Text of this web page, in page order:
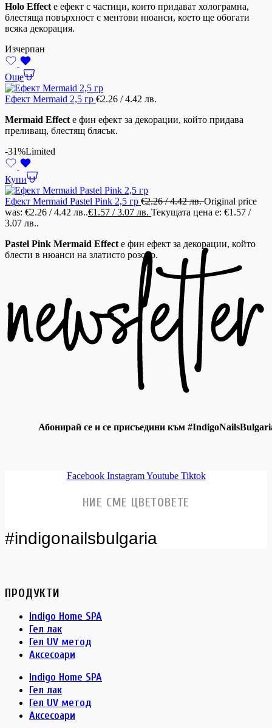
Holo Effect е ефект с частици, които придават холограмна,
блестяща повърхност с ментови нюанси, което ще обогати
всяка декорация.
Изчерпан
Още
Ефект Mermaid 2,5 гр €2.26 / 4.42 лв.
Mermaid Effect е фин ефект за декорации, който придава
преливащ, блестящ блясък.
-31%Limited
Купи
Ефект Mermaid Pastel Pink 2,5 гр €2.26/ 4.42 лв.Original price
was: €2.26 / 4.42 лв..€1.57 / 3.07 лв. Текущата цена е: €1.57 /
3.07 лв..
Pastel Pink Mermaid Effect е фин ефект за декорации, който
блести в нюанси на златисто розово.
Абонирай се и се присъедини към
Facebook Instagram Youtube Tiktok
НИЕ СМЕ ЦВЕТОВЕТЕ
#indigonailsbulgaria
ПРОДУКТИ
Indigo Home SPA
Гел лак
Гел UV метод
Аксесоари
Indigo Home SPA
Гел лак
Гел UV метод
Аксесоари